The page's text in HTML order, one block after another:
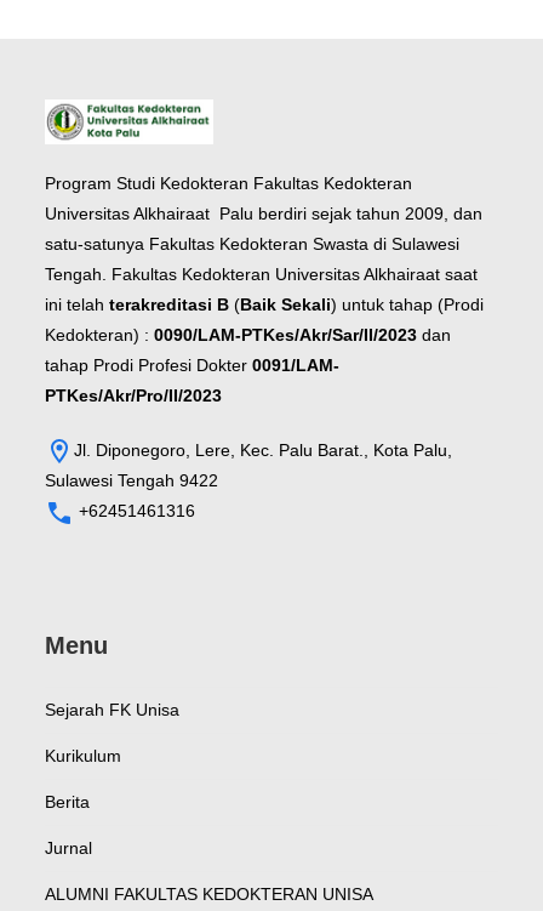
Program Studi Kedokteran Fakultas Kedokteran
Universitas Alkhairaat Palu berdiri sejak tahun 2009, dan
satu-satunya Fakultas Kedokteran Swasta di Sulawesi
Tengah. Fakultas Kedokteran Universitas Alkhairaat saat
ini telahterakreditasi B (Baik Sekali) untuk tahap (Prodi
Kedokteran) :0090/LAM-PTKes/Akr/Sar/II/2023 dan
tahap Prodi Profesi Dokter0091/LAM-
PTKes/Akr/Pro/II/2023
Jl. Diponegoro, Lere, Kec. Palu Barat., Kota Palu,
Sulawesi Tengah 9422
+62451461316
Menu
Sejarah FK Unisa
Kurikulum
Berita
Jurnal
ALUMNI FAKULTAS KEDOKTERAN UNISA